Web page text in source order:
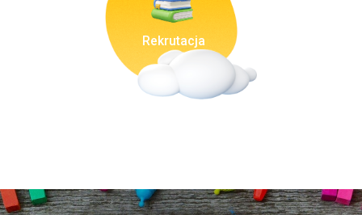
Rekrutacja